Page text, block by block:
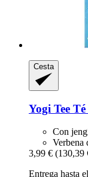
Cesta
Yogi Tee
Con
Verbena
3,99 € (130,39
Entrega hasta